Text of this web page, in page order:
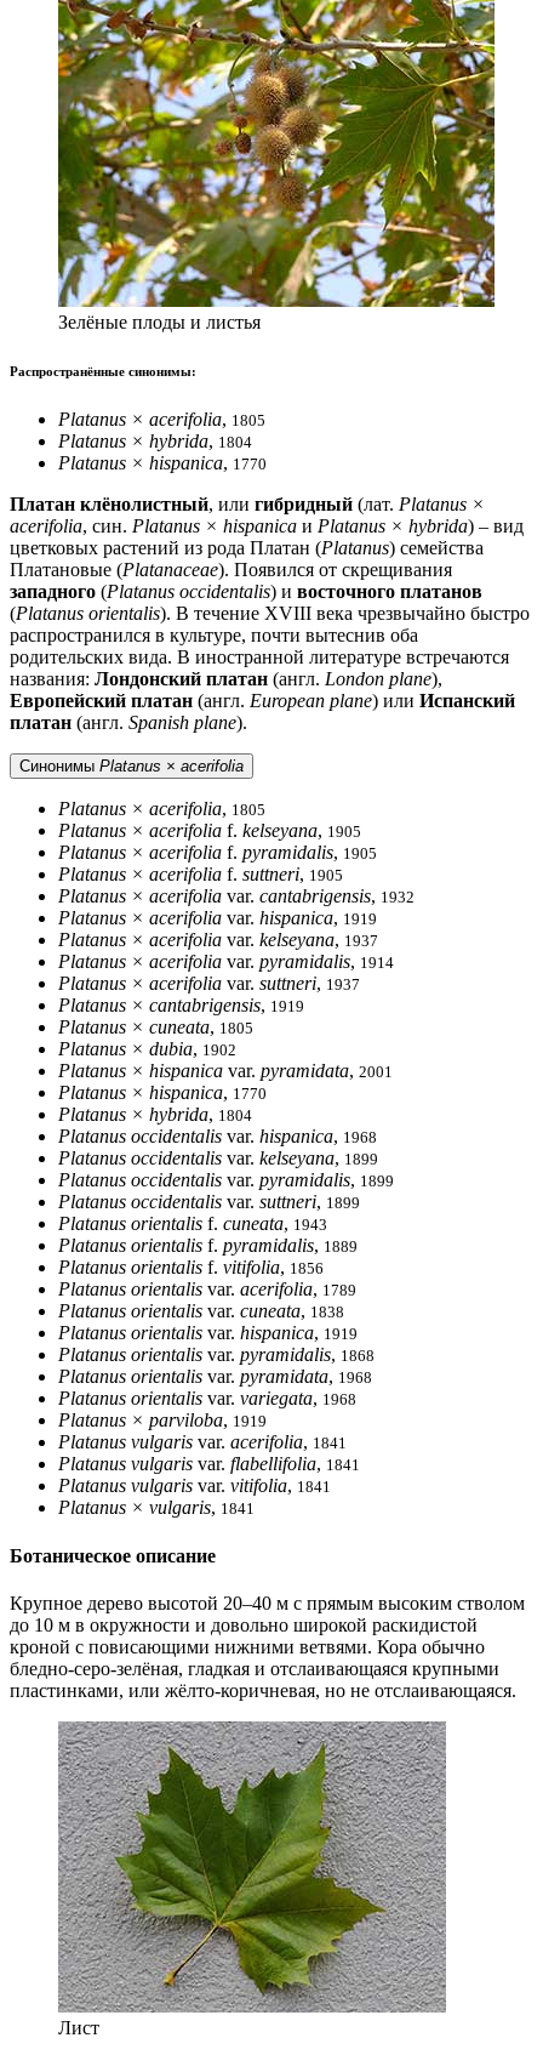
Зелёные плоды и листья
Распространённые синонимы:
Platanus × acerifolia, 1805
Platanus × hybrida, 1804
Platanus × hispanica, 1770
Платан клёнолистный, или гибридный (лат. Platanus ×
acerifolia, син. Platanus × hispanica и Platanus × hybrida) – вид
цветковых растений из рода Платан (Platanus) семейства
Платановые (Platanaceae). Появился от скрещивания
западного (Platanus occidentalis) и восточного платанов
(Platanus orientalis). В течение XVIII века чрезвычайно быстро
распространился в культуре, почти вытеснив оба
родительских вида. В иностранной литературе встречаются
названия: Лондонский платан (англ. London plane),
Европейский платан (англ. European plane) или Испанский
платан (англ. Spanish plane).
Синонимы Platanus × acerifolia
Platanus × acerifolia, 1805
Platanus × acerifolia f. kelseyana, 1905
Platanus × acerifolia f. pyramidalis, 1905
Platanus × acerifolia f. suttneri, 1905
Platanus × acerifolia var. cantabrigensis, 1932
Platanus × acerifolia var. hispanica, 1919
Platanus × acerifolia var. kelseyana, 1937
Platanus × acerifolia var. pyramidalis, 1914
Platanus × acerifolia var. suttneri, 1937
Platanus × cantabrigensis, 1919
Platanus × cuneata, 1805
Platanus × dubia, 1902
Platanus × hispanica var. pyramidata, 2001
Platanus × hispanica, 1770
Platanus × hybrida, 1804
Platanus occidentalis var. hispanica, 1968
Platanus occidentalis var. kelseyana, 1899
Platanus occidentalis var. pyramidalis, 1899
Platanus occidentalis var. suttneri, 1899
Platanus orientalis f. cuneata, 1943
Platanus orientalis f. pyramidalis, 1889
Platanus orientalis f. vitifolia, 1856
Platanus orientalis var. acerifolia, 1789
Platanus orientalis var. cuneata, 1838
Platanus orientalis var. hispanica, 1919
Platanus orientalis var. pyramidalis, 1868
Platanus orientalis var. pyramidata, 1968
Platanus orientalis var. variegata, 1968
Platanus × parviloba, 1919
Platanus vulgaris var. acerifolia, 1841
Platanus vulgaris var. flabellifolia, 1841
Platanus vulgaris var. vitifolia, 1841
Platanus × vulgaris, 1841
Ботаническое описание
Крупное дерево высотой 20–40 м с прямым высоким стволом
до 10 м в окружности и довольно широкой раскидистой
кроной с повисающими нижними ветвями. Кора обычно
бледно-серо-зелёная, гладкая и отслаивающаяся крупными
пластинками, или жёлто-коричневая, но не отслаивающаяся.
Лист